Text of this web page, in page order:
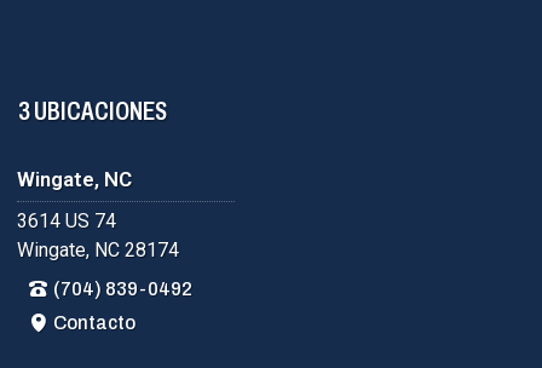
3 UBICACIONES
Wingate, NC
3614 US 74
Wingate, NC 28174
(704) 839-0492
Contacto